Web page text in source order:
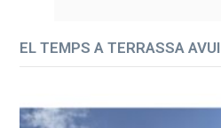
EL TEMPS A TERRASSA AVUI